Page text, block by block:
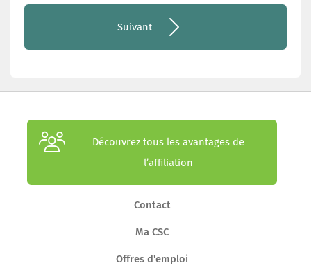
Suivant
Découvrez tous les avantages de
l’affiliation
Contact
Ma CSC
Offres d'emploi